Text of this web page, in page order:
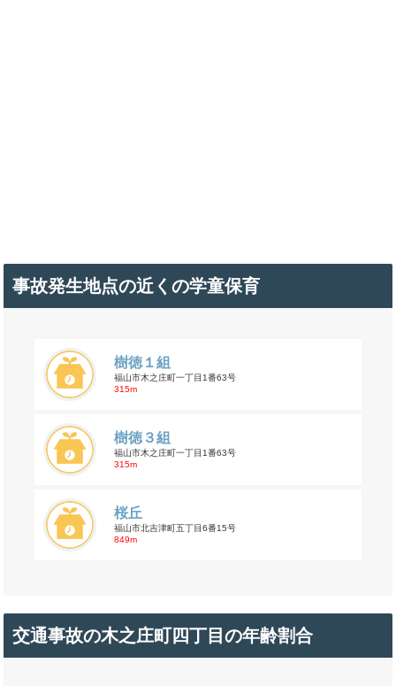
事故発生地点の近くの学童保育
樹徳１組
福山市木之庄町一丁目1番63号
315m
樹徳３組
福山市木之庄町一丁目1番63号
315m
桜丘
福山市北吉津町五丁目6番15号
849m
交通事故の木之庄町四丁目の年齢割合